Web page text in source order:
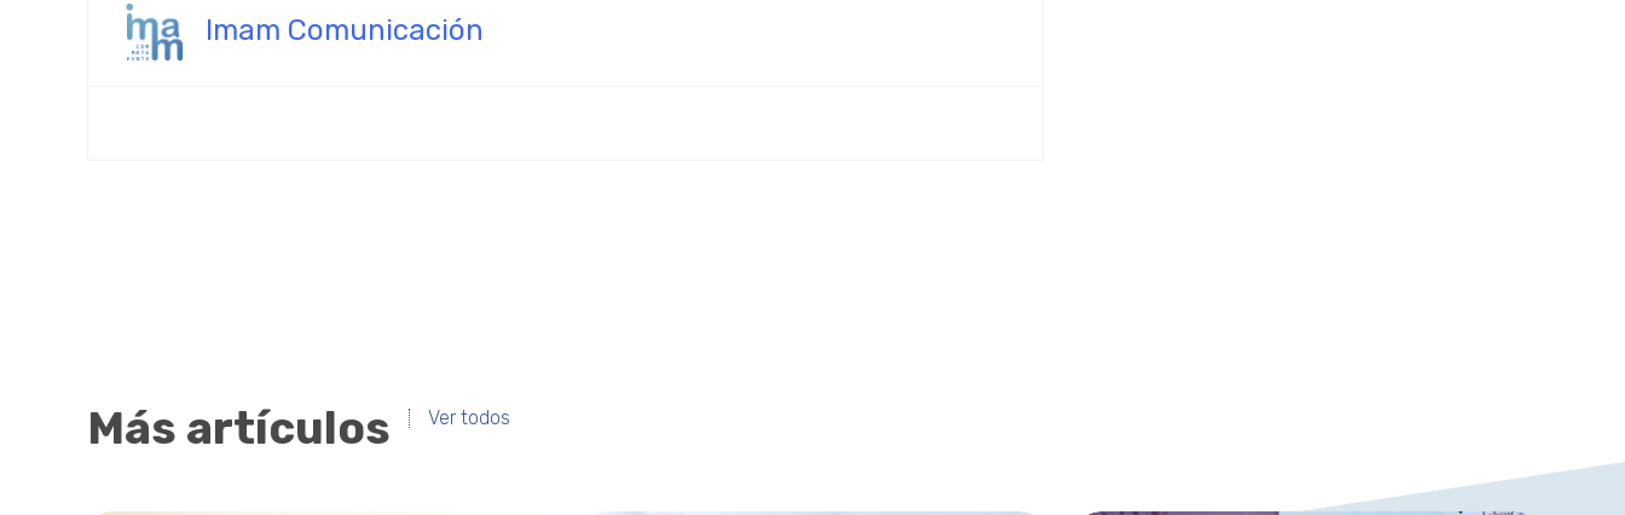
Imam Comunicación
Más artículos Ver todos